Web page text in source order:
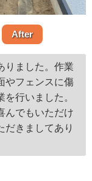
After
りました。作業
やフェンスに傷
行いました。
んでもいただけ
だきましてあり